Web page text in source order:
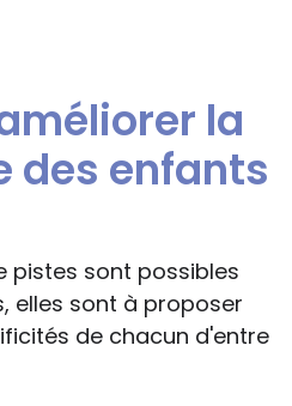
la
des enfants
pistes sont possibles
elles sont à proposer
de chacun d'entre